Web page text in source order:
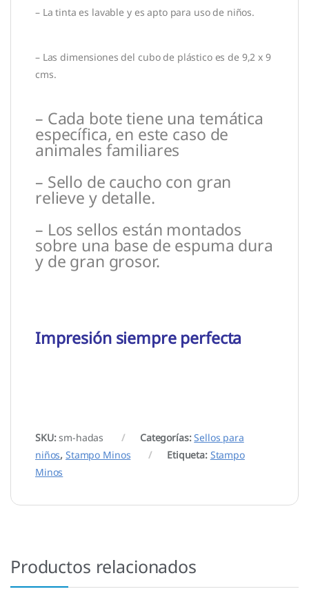
– La tinta es lavable y es apto para uso de niños.
– Las dimensiones del cubo de plástico es de 9,2 x 9
cms.
– Cada bote tiene una temática
específica, en este caso de
animales familiares
– Sello de caucho con gran
relieve y detalle.
– Los sellos están montados
sobre una base de espuma dura
y de gran grosor.
Impresión siempre perfecta
SKU:sm-hadas Categorías:Sellos para
niños,Stampo Minos Etiqueta: Stampo
Minos
Productos relacionados